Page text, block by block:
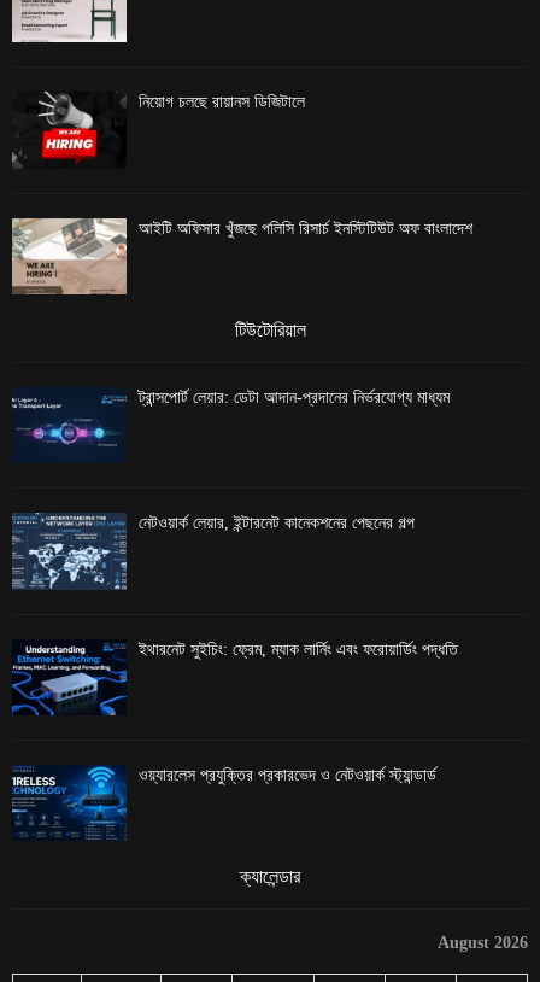
নিয়োগ চলছে রায়ানস ডিজিটালে
আইটি অফিসার খুঁজছে পলিসি রিসার্চ ইনস্টিটিউট অফ বাংলাদেশ
টিউটোরিয়াল
ট্রান্সপোর্ট লেয়ার: ডেটা আদান-প্রদানের নির্ভরযোগ্য মাধ্যম
নেটওয়ার্ক লেয়ার, ইন্টারনেট কানেকশনের পেছনের গল্প
ইথারনেট সুইচিং: ফ্রেম, ম্যাক লার্নিং এবং ফরোয়ার্ডিং পদ্ধতি
ওয়্যারলেস প্রযুক্তির প্রকারভেদ ও নেটওয়ার্ক স্ট্যান্ডার্ড
ক্যালেন্ডার
August 2026